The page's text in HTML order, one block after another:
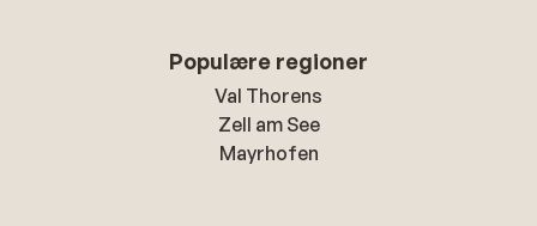
Populære regioner
Val Thorens
Zell am See
Mayrhofen